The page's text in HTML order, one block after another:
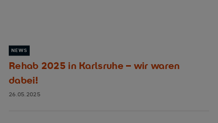
NEWS
Rehab 2025 in Karlsruhe – wir waren
dabei!
26.05.2025